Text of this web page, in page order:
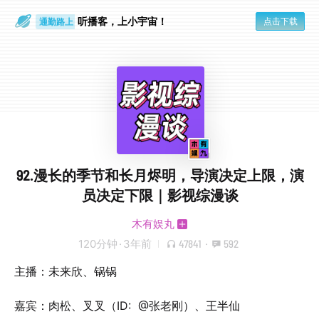
通勤路上 听播客，上小宇宙！ 点击下载
92.漫长的季节和长月烬明，导演决定上限，演
员决定下限｜影视综漫谈
木有娱丸
120分钟 · 3年前 47841 · 592
主播：未来欣、锅锅
嘉宾：肉松、叉叉（ID: @张老刚）、王半仙